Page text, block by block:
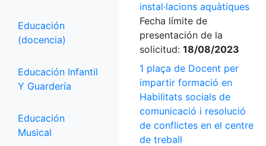
Educación
(docencia)
Educación Infantil
Y Guardería
Educación
Musical
instal·lacions aquàtiques
Fecha límite de
presentación de la
solicitud: 18/08/2023
1 plaça de Docent per
impartir formació en
Habilitats socials de
comunicació i resolució
de conflictes en el centre
de treball